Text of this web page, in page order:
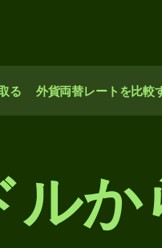
る 外貨両替レートを比較
か